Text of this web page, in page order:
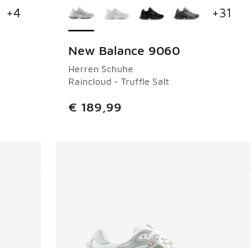
+4
New Balance 9060
Herren Schuhe
Raincloud - Truffle Salt
€ 189,99
+31